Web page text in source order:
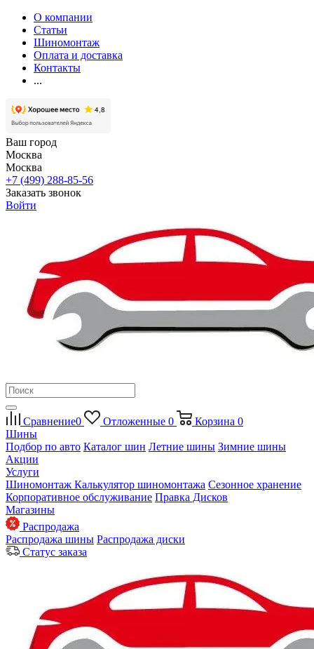
О компании
Статьи
Шиномонтаж
Оплата и доставка
Контакты
...
Ваш город
Москва
Москва
+7 (499) 288-85-56
Заказать звонок
Войти
Сравнение0 Отложенные 0 Корзина 0
Шины
Подбор по авто Каталог шин Летние шины Зимние шины
Акции
Услуги
Шиномонтаж Калькулятор шиномонтажа Сезонное хранение
Корпоративное обслуживание Правка Дисков
Магазины
Распродажа
Распродажа шины Распродажа диски
Статус заказа